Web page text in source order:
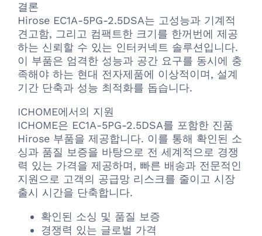
결론
Hirose EC1A-5PG-2.5DSA는 고성능과 기계적
견고함, 그리고 컴팩트한 크기를 한꺼번에 제공
하는 신뢰할 수 있는 인터커넥트 솔루션입니다.
이 부품은 엄격한 성능과 공간 요구를 동시에 충
족해야 하는 현대 전자제품에 이상적이며, 설계
기간 단축과 성능 최적화를 돕습니다.
ICHOME에서의 지원
ICHOME은 EC1A-5PG-2.5DSA를 포함한 진품
Hirose 부품을 제공합니다. 이를 통해 확인된 소
싱과 품질 보증을 바탕으로 전 세계적으로 경쟁
력 있는 가격을 제공하며, 빠른 배송과 전문적인
지원으로 고객의 공급망 리스크를 줄이고 시장
출시 시간을 단축합니다.
확인된 소싱 및 품질 보증
경쟁력 있는 글로벌 가격